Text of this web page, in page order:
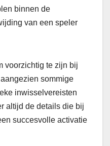
binnen de
van een speler
voorzichtig te zijn bij
sommige
inwisselvereisten
altijd de details die bij
succesvolle activatie